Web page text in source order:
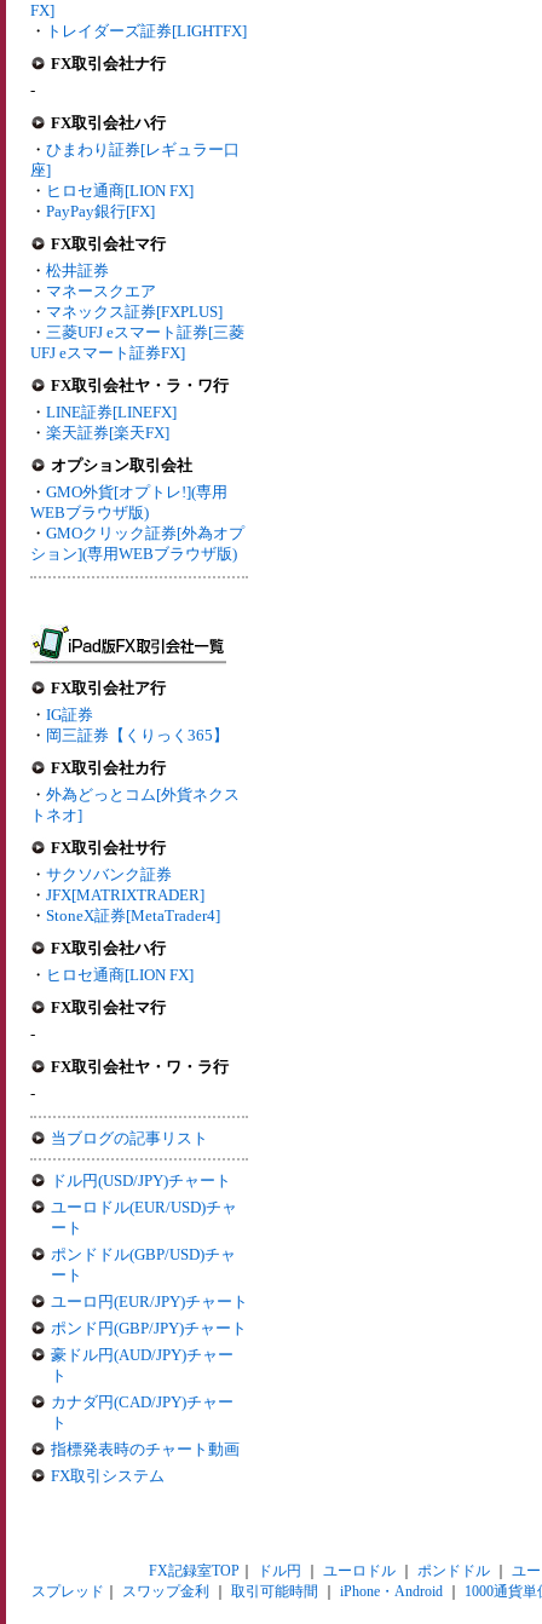
FX]
・ トレイダーズ証券[LIGHTFX]
FX取引会社ナ行
-
FX取引会社ハ行
・ ひまわり証券[レギュラー口
座]
・ ヒロセ通商[LION FX]
・ PayPay銀行[FX]
FX取引会社マ行
・ 松井証券
・ マネースクエア
・ マネックス証券[FXPLUS]
・ 三菱UFJ eスマート証券[三菱
UFJ eスマート証券FX]
FX取引会社ヤ・ラ・ワ行
・ LINE証券[LINEFX]
・ 楽天証券[楽天FX]
オプション取引会社
・ GMO外貨[オプトレ!](専用
WEBブラウザ版)
・ GMOクリック証券[外為オプ
ション](専用WEBブラウザ版)
FX取引会社ア行
・ IG証券
・ 岡三証券【くりっく365】
FX取引会社カ行
・ 外為どっとコム[外貨ネクス
トネオ]
FX取引会社サ行
・ サクソバンク証券
・ JFX[MATRIXTRADER]
・ StoneX証券[MetaTrader4]
FX取引会社ハ行
・ ヒロセ通商[LION FX]
FX取引会社マ行
-
FX取引会社ヤ・ワ・ラ行
-
当ブログの記事リスト
ドル円(USD/JPY)チャート
ユーロドル(EUR/USD)チャ
ート
ポンドドル(GBP/USD)チャ
ート
ユーロ円(EUR/JPY)チャート
ポンド円(GBP/JPY)チャート
豪ドル円(AUD/JPY)チャー
ト
カナダ円(CAD/JPY)チャー
ト
指標発表時のチャート動画
FX取引システム
FX記録室TOP｜ ドル円 ユーロドル｜ ポンドドル｜ ユ
スプレッド
スワップ金利 取引可能時間 iPhone・Android 1000通貨単